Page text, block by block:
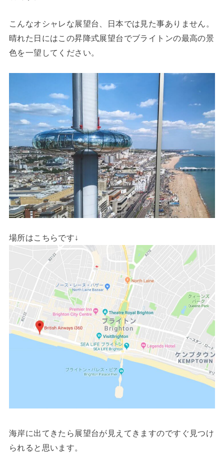
こんなオシャレな展望台、日本では見た事ありません。
晴れた日にはこの昇降式展望台でブライトンの最高の景
色を一望してください。
場所はこちらです↓
海岸に出てきたら展望台が見えてきますのですぐ見つけ
られると思います。